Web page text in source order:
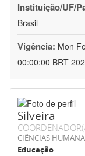
Instituição/UF/
Brasil
Vigência: Mon
00:00:00 BRT
Silveira
CIÊNCIAS
Educação